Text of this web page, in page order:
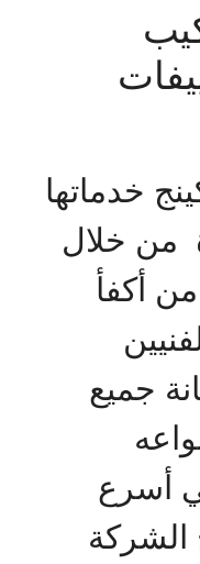
خدماتها
من خلال
أكفأ
جميع
أسرع
الشركة